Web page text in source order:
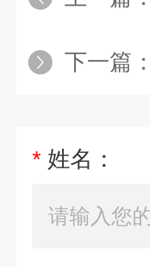
下一篇：
* 姓名：